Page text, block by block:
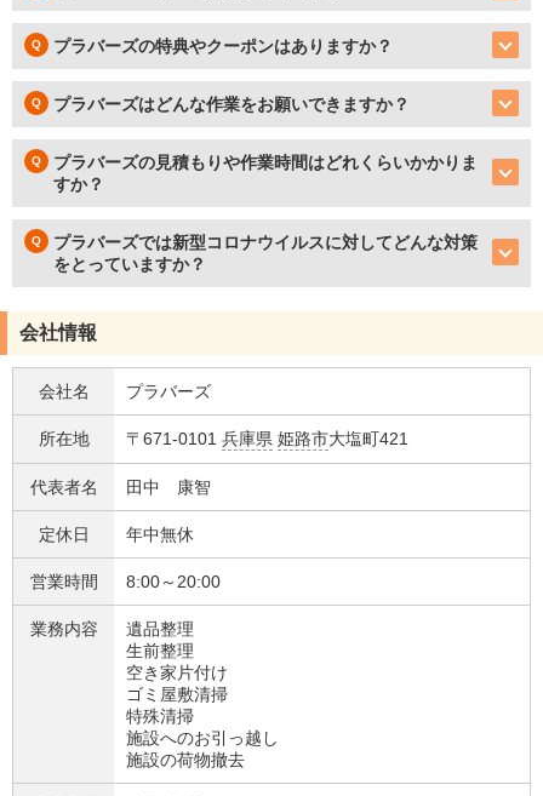
プラバーズの特典やクーポンはありますか？
プラバーズはどんな作業をお願いできますか？
プラバーズの見積もりや作業時間はどれくらいかかりま
すか？
プラバーズでは新型コロナウイルスに対してどんな対策
をとっていますか？
会社情報
会社名 プラバーズ
所在地 〒671-0101 兵庫県 姫路市大塩町421
代表者名 田中 康智
定休日 年中無休
営業時間 8:00～20:00
業務内容
遺品整理
生前整理
空き家片付け
ゴミ屋敷清掃
特殊清掃
施設へのお引っ越し
施設の荷物撤去